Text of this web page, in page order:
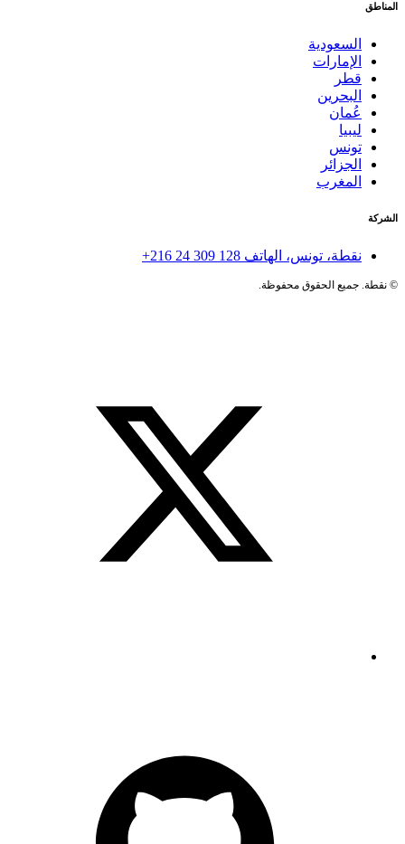
المناطق
السعودية
الإمارات
قطر
البحرين
عُمان
ليبيا
تونس
الجزائر
المغرب
الشركة
نقطة، تونس، الهاتف +216 24 309 128
©نقطة. جميع الحقوق محفوظة.